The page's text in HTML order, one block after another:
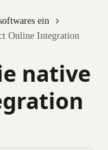
ein
Online Integration
native